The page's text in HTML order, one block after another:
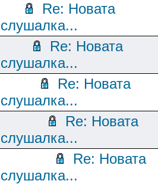
Re: Новата
слушалка...
Re: Новата
слушалка...
Re: Новата
слушалка...
Re: Новата
слушалка...
Re: Новата
слушалка...